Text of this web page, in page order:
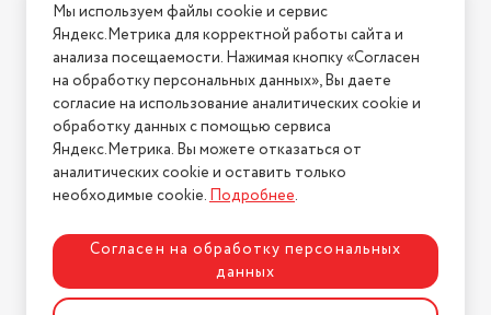
Условия возврата
Нашли ошибку на сайте? Напишите нам
2026 © Интернет-магазин "АстМаркет". У нас есть всё!
Политика конфиденциальности
Разработка сайтаASTDESIGN
Мы используем файлы cookie и сервис
Яндекс.Метрика для корректной работы сайта и
анализа посещаемости. Нажимая кнопку «Согласен
на обработку персональных данных», Вы даете
согласие на использование аналитических cookie и
обработку данных с помощью сервиса
Яндекс.Метрика. Вы можете отказаться от
аналитических cookie и оставить только
необходимые cookie.Подробнее.
Согласен на обработку персональных
данных